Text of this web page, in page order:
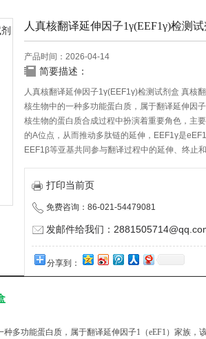
人真核翻译延伸因子1γ(EEF1γ)检测
产品时间：2026-04-14
简要描述：
人真核翻译延伸因子1γ(EEF1γ)检测试剂盒 真核
核生物中的一种多功能蛋白质，属于翻译延伸因
核生物的蛋白质合成过程中扮演着重要角色，主
的A位点，从而推动多肽链的延伸，EEF1γ是
EEF1β等亚基共同参与翻译过程中的延伸、终止和
打印当前页
免费咨询：86-021-54479081
发邮件给我们：
分享到：
种多功能蛋白质，属于翻译延伸因子1（eEF1）家族，